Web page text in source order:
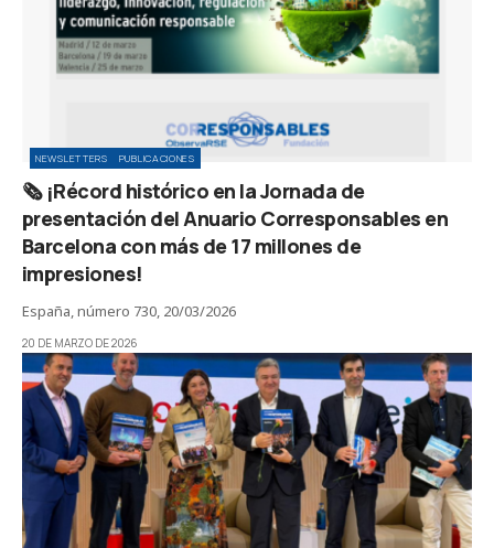
NEWSLETTERS PUBLICACIONES
🗞️ ¡Récord histórico en la Jornada de
presentación del Anuario Corresponsables en
Barcelona con más de 17 millones de
impresiones!
España, número 730, 20/03/2026
20 DE MARZO DE 2026